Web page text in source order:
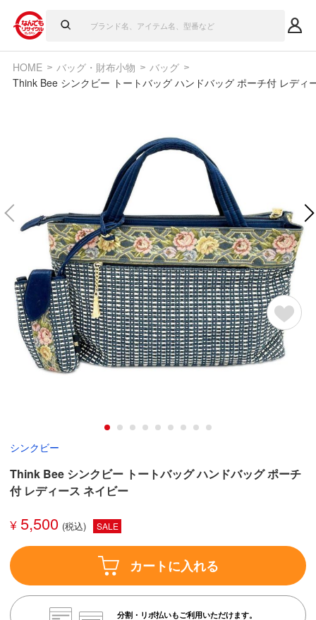
HOME バッグ・財布小物
バッグ
Think Bee シンクビー トートバッグ ハンドバッグ ポーチ付 レディ
シンクビー
Think Bee シンクビー トートバッグ ハンドバッグ ポーチ
付 レディース ネイビー
¥ 5,500 SALE
カートに入れる
分割・リボ払いもご利用いただけます。